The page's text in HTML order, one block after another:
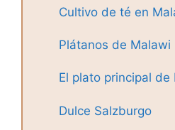
Cultivo de té en
Plátanos de Malawi
El plato principal de
Dulce Salzburgo